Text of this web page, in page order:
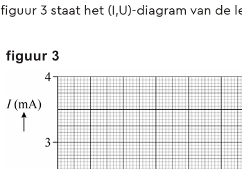
figuur 3 staat het (I,U)-diagram van de